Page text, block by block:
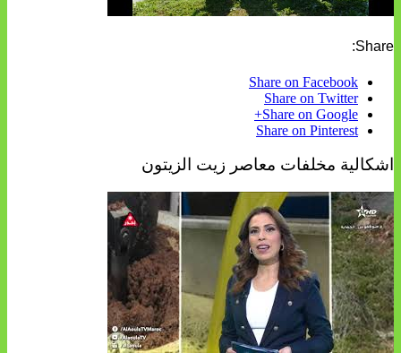
Share:
Share on Facebook
Share on Twitter
Share on Google+
Share on Pinterest
اشكالية مخلفات معاصر زيت الزيتون